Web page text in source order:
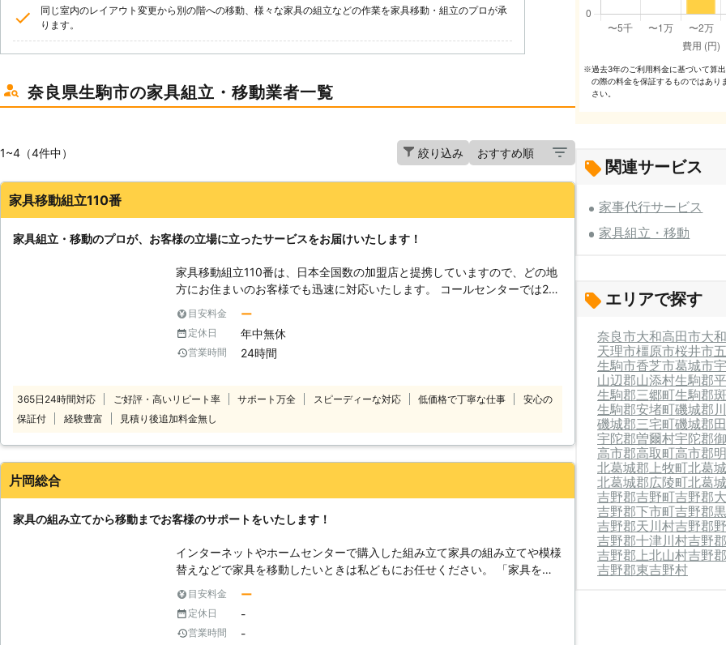
同じ室内のレイアウト変更から別の階への移動、様々な家具の組立などの作業を家具移動・組立のプロが承
ります。
奈良県生駒市の家具組立・移動業者一覧
1~4（4件中） 絞り込み
家具移動組立110番
家具組立・移動のプロが、お客様の立場に立ったサービスをお届けいたします！
家具移動組立110番は、日本全国数の加盟店と提携していますので、どの地
方にお住まいのお客様でも迅速に対応いたします。 コールセンターでは24
時間365日年中無休でお電話を受け付けています。 深夜でも早朝でもお客
様の都合の良い時間帯にいつでもお電話ください。 コールセンターのスタ
ッフがお客様のお悩みをお聞きします。 「お部屋の模様替えをしたいけ
ど、家具が重くて大変なので手伝ってほしい」 「説明書を見ても家具の組
り、お悩みのお客様はぜひ家具移動組立110番をご利用ください。 大きくて
移動が大変だった家具も、組立が難しくてできなかったという家具も、実績
豊富なベテランが迅速に解決します。 家具移動組立110番では、家具の組立
作業や移動作業にお困りのお客様に喜んで対応させていただきます。
目安料金 ー
定休日 年中無休
営業時間 24時間
365日24時間対応 ご好評・高いリピート率 サポート万全 スピーディーな対応 低価格で丁寧な仕事
安心の
保証付
経験豊富 見積り後追加料金無し
片岡総合
家具の組み立てから移動までお客様のサポートをいたします！
インターネットやホームセンターで購入した組み立て家具の組み立てや模様
替えなどで家具を移動したいときは私どもにお任せください。 「家具を組
み立てようとしたら工具がなかった」「重い家具の移動をしたいけど動かせ
ない」など、いざ行動しようとするとお困りになることがあるかもしれませ
ん。 片岡総合では家具の組み立てから移動まで経験豊富なスタッフによる
迅速丁寧な作業でお客様のご要望にお応えしております。 ご高齢の方や女
目安料金 ー
定休日 -
営業時間 -
※過去3年のご利⽤料⾦に基づいて算
の際の料⾦を保証するものではあり
さい。
関連サービス
家事代行サービス
家具組立・移動
エリアで探す
奈良市大和高田市大
天理市橿原市桜井市
生駒市香芝市葛城市
山辺郡山添村生駒郡
生駒郡三郷町生駒郡
生駒郡安堵町磯城郡
磯城郡三宅町磯城郡
宇陀郡曽爾村宇陀郡
高市郡高取町高市郡
北葛城郡上牧町北葛
北葛城郡広陵町北葛
吉野郡吉野町吉野郡
吉野郡下市町吉野郡
吉野郡天川村吉野郡
吉野郡十津川村吉野
吉野郡上北山村吉野
吉野郡東吉野村